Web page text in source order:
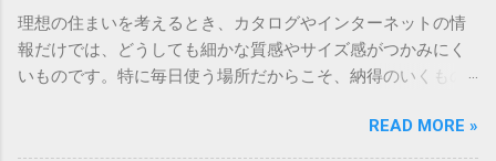
理想の住まいを考えるとき、カタログやインターネットの情
報だけでは、どうしても細かな質感やサイズ感がつかみにく
いものです。特に毎日使う場所だからこそ、納得のいくもの
て、触れて確かめられるショールームです。 全国に展開する
ショールームでは、専任のアドバイザーがあなたの暮らしに
READ MORE »